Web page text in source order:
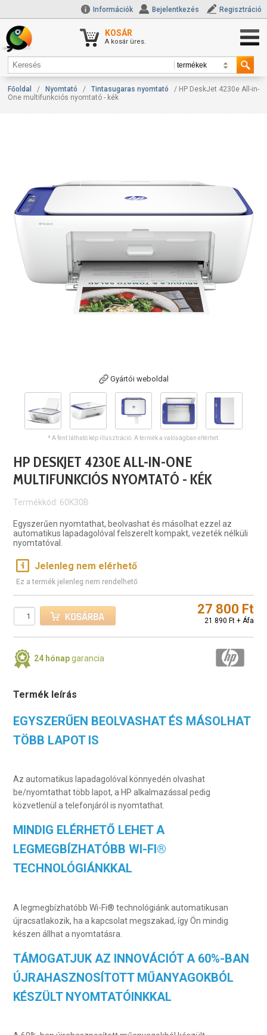
Információk Bejelentkezés Regisztráció
KOSÁR
A kosár üres.
Főoldal / Nyomtató / Tintasugaras nyomtató
/ HP DeskJet 4230e All-in-
One multifunkciós nyomtató - kék
Gyártói weboldal
* A fent látható kép illusztráció. A termék a valóságban eltérhet.
HP DESKJET 4230E ALL-IN-ONE
MULTIFUNKCIÓS NYOMTATÓ - KÉK
Termékkód: 60K30B
Egyszerűen nyomtathat, beolvashat és másolhat ezzel az
automatikus lapadagolóval felszerelt kompakt, vezeték nélküli
nyomtatóval.
Jelenleg nem elérhető
Ez a termék jelenleg nem rendelhető
27 800 Ft
21 890 Ft + Áfa
24 hónapgarancia
Termék leírás
EGYSZERŰEN BEOLVASHAT ÉS MÁSOLHAT
TÖBB LAPOT IS
Az automatikus lapadagolóval könnyedén olvashat
be/nyomtathat több lapot, a HP alkalmazással pedig
közvetlenül a telefonjáról is nyomtathat.
MINDIG ELÉRHETŐ LEHET A
LEGMEGBÍZHATÓBB WI-FI®
TECHNOLÓGIÁNKKAL
A legmegbízhatóbb Wi-Fi® technológiánk automatikusan
újracsatlakozik, ha a kapcsolat megszakad, így Ön mindig
készen állhat a nyomtatásra.
TÁMOGATJUK AZ INNOVÁCIÓT A 60%-BAN
ÚJRAHASZNOSÍTOTT MŰANYAGOKBÓL
KÉSZÜLT NYOMTATÓINKKAL